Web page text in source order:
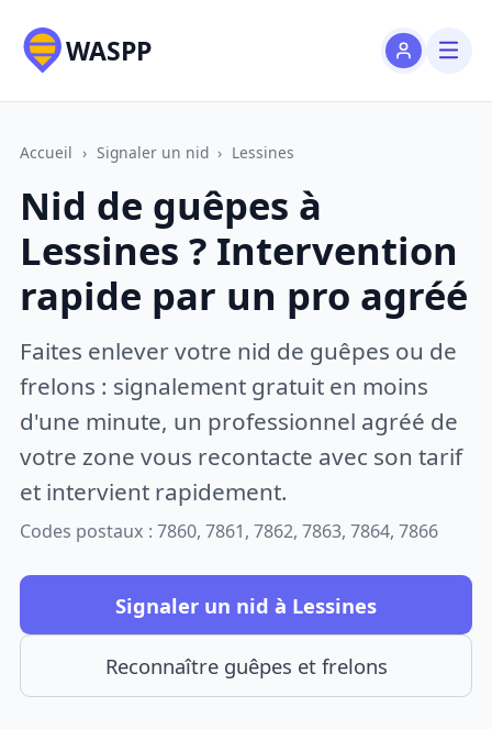
WASPP
Accueil › Signaler un nid › Lessines
Nid de guêpes à
Lessines ? Intervention
rapide par un pro agréé
Faites enlever votre nid de guêpes ou de
frelons : signalement gratuit en moins
d'une minute, un professionnel agréé de
votre zone vous recontacte avec son tarif
et intervient rapidement.
Codes postaux : 7860, 7861, 7862, 7863, 7864, 7866
Signaler un nid à Lessines
Reconnaître guêpes et frelons